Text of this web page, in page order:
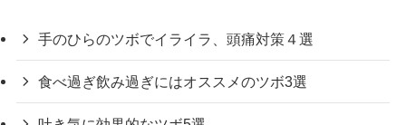
手のひらのツボでイライラ、頭痛対策４選
食べ過ぎ飲み過ぎにはオススメのツボ3選